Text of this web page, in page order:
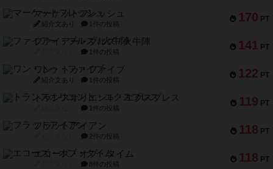
170 PT
マーケットフレッシュ
紹介文あり 1件の投稿
141 PT
ファイアー・ブルズ / 火牛陣
1件の投稿
122 PT
ワン・トゥ・ファイブ
紹介文あり 1件の投稿
119 PT
トランスオリエント・エクスプレス
1件の投稿
118 PT
フラットアイアン
2件の投稿
118 PT
エコーズ・オブ・タイム
8件の投稿